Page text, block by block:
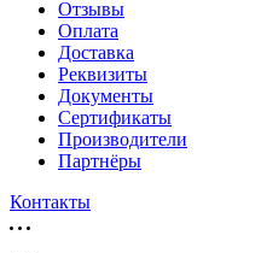
Отзывы
Оплата
Доставка
Реквизиты
Документы
Сертификаты
Производители
Партнёры
Контакты